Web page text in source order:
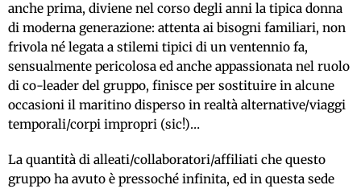
anche prima, diviene nel corso degli anni la tipica donna
di moderna generazione: attenta ai bisogni familiari, non
frivola né legata a stilemi tipici di un ventennio fa,
sensualmente pericolosa ed anche appassionata nel ruolo
di co-leader del gruppo, finisce per sostituire in alcune
occasioni il maritino disperso in realtà alternative/viaggi
temporali/corpi impropri (sic!)…
La quantità di alleati/collaboratori/affiliati che questo
gruppo ha avuto è pressoché infinita, ed in questa sede